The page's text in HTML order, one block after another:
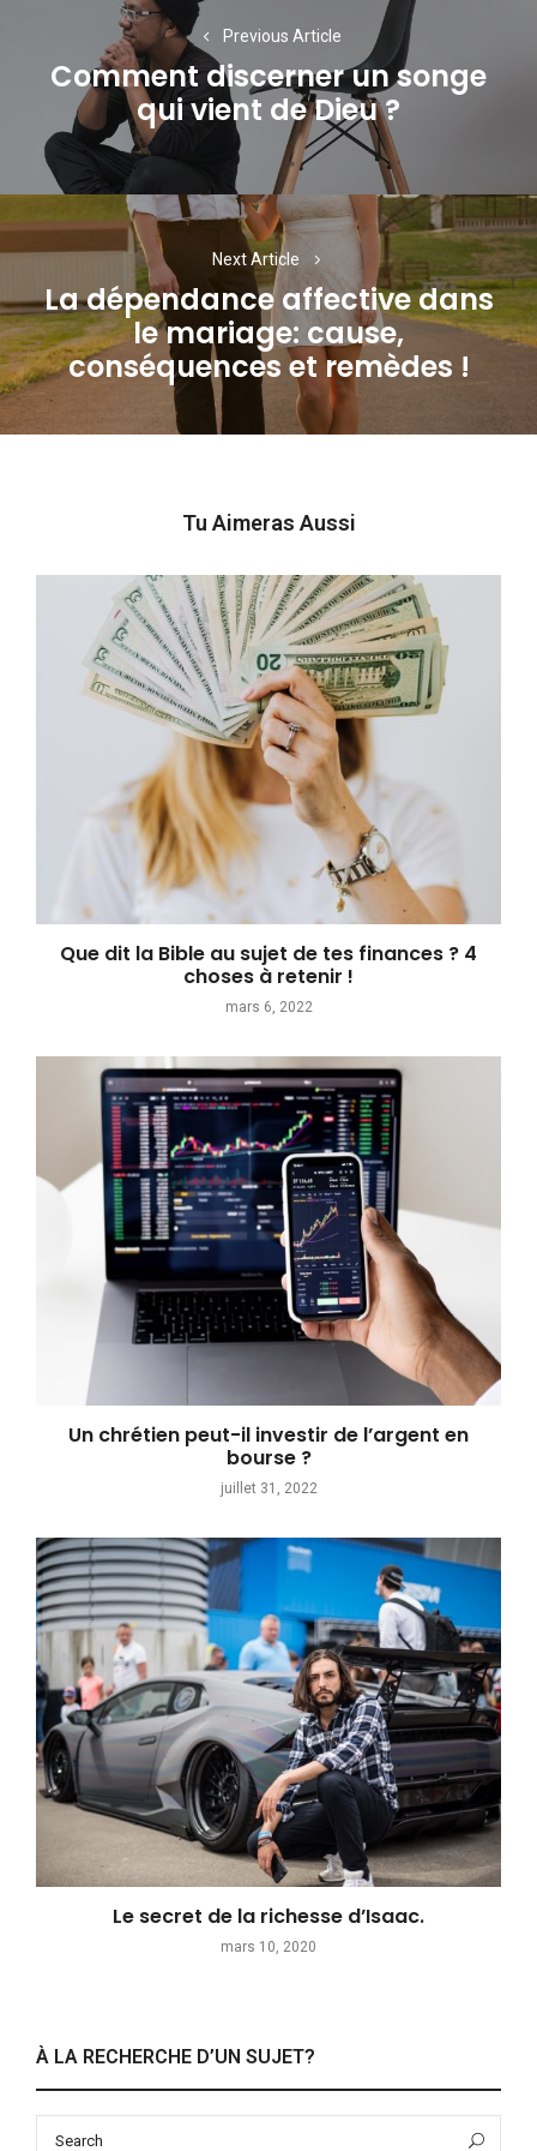
l’article
Previous Article
Previous
post:
Comment discerner un songe
qui vient de Dieu ?
Next Article
Next
post:
La dépendance affective dans
le mariage: cause,
conséquences et remèdes !
Tu Aimeras Aussi
Que dit la Bible au sujet de tes finances ? 4
choses à retenir !
mars 6, 2022
Un chrétien peut-il investir de l’argent en
bourse ?
juillet 31, 2022
Le secret de la richesse d’Isaac.
mars 10, 2020
À LA RECHERCHE D’UN SUJET?